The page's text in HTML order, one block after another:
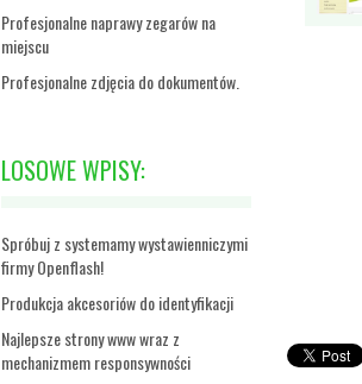
Profesjonalne naprawy zegarów na
miejscu
Profesjonalne zdjęcia do dokumentów.
LOSOWE WPISY:
Spróbuj z systemamy wystawienniczymi
firmy Openflash!
Produkcja akcesoriów do identyfikacji
Najlepsze strony www wraz z
mechanizmem responsywności